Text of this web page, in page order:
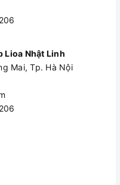
Lioa Nhật Linh
Mai, Tp. Hà Nội